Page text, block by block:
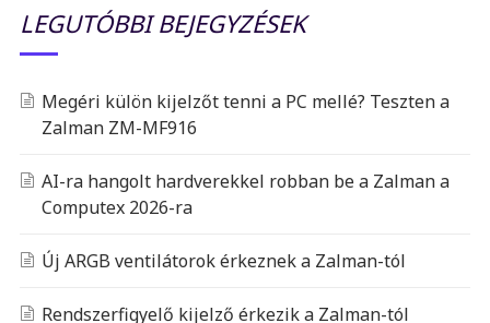
LEGUTÓBBI BEJEGYZÉSEK
Megéri külön kijelzőt tenni a PC mellé? Teszten a
Zalman ZM-MF916
AI-ra hangolt hardverekkel robban be a Zalman a
Computex 2026-ra
Új ARGB ventilátorok érkeznek a Zalman-tól
Rendszerfigyelő kijelző érkezik a Zalman-tól